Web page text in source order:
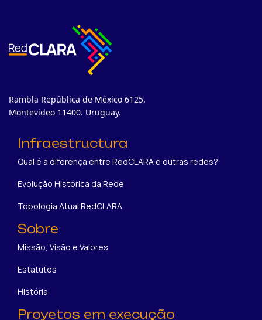
Rambla República de México 6125.
Montevideo 11400. Uruguay.
Infraestructura
Qual é a diferença entre RedCLARA e outras redes?
Evolução Histórica da Rede
Topologia Atual RedCLARA
Sobre
Missão, Visão e Valores
Estatutos
História
Proyetos em execução